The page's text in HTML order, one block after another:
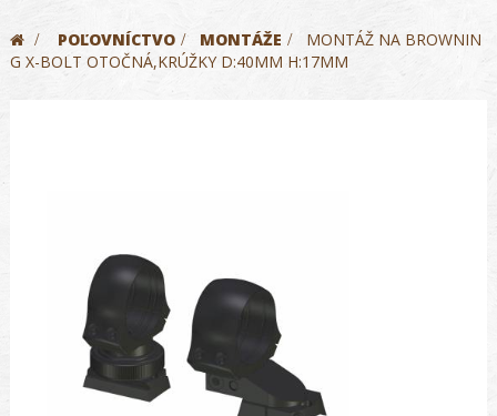
> POĽOVNÍCTVO > MONTÁŽE >
MONTÁŽ NA BROWNIN
G X-BOLT OTOČNÁ,KRÚŽKY D:40MM H:17MM